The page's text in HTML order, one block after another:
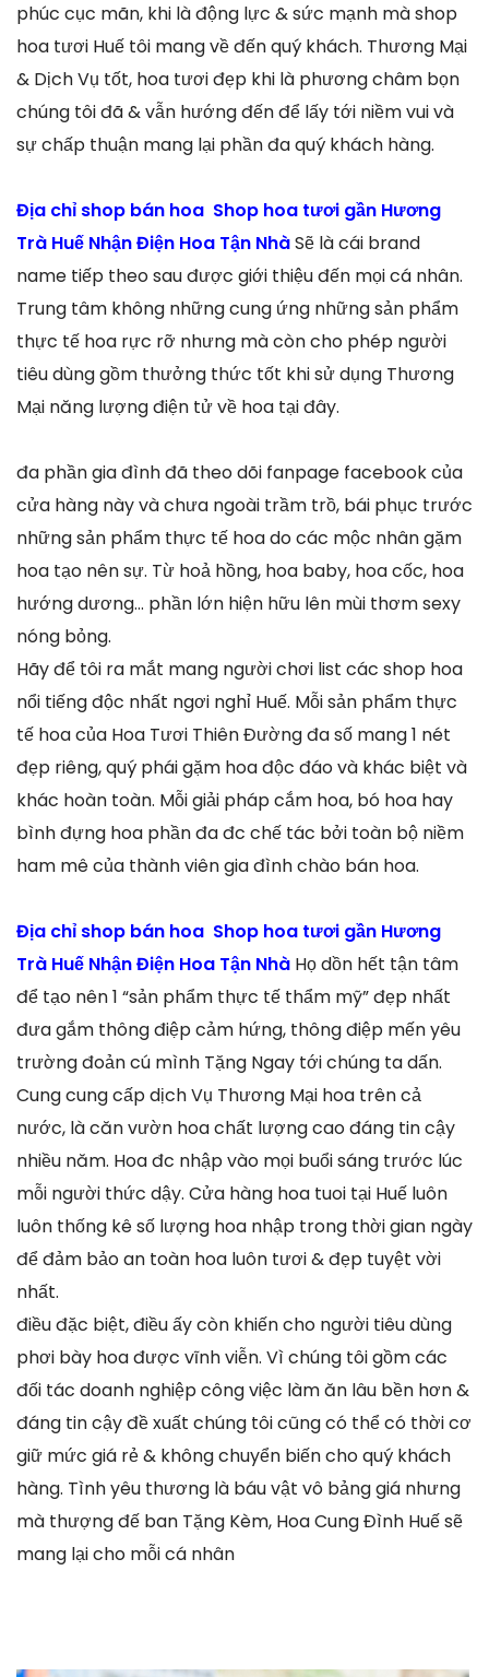
phúc cục mãn, khi là động lực & sức mạnh mà shop
hoa tươi Huế tôi mang về đến quý khách. Thương Mại
& Dịch Vụ tốt, hoa tươi đẹp khi là phương châm bọn
chúng tôi đã & vẫn hướng đến để lấy tới niềm vui và
sự chấp thuận mang lại phần đa quý khách hàng.
Địa chỉ shop bán hoa Shop hoa tươi gần Hương
Trà Huế Nhận Điện Hoa Tận NhàSẽ là cái brand
name tiếp theo sau được giới thiệu đến mọi cá nhân.
Trung tâm không những cung ứng những sản phẩm
thực tế hoa rực rỡ nhưng mà còn cho phép người
tiêu dùng gồm thưởng thức tốt khi sử dụng Thương
Mại năng lượng điện tử về hoa tại đây.
đa phần gia đình đã theo dõi fanpage facebook của
cửa hàng này và chưa ngoài trầm trồ, bái phục trước
những sản phẩm thực tế hoa do các mộc nhân gặm
hoa tạo nên sự. Từ hoả hồng, hoa baby, hoa cốc, hoa
hướng dương… phần lớn hiện hữu lên mùi thơm sexy
nóng bỏng.
Hãy để tôi ra mắt mang người chơi list các shop hoa
nổi tiếng độc nhất ngơi nghỉ Huế. Mỗi sản phẩm thực
tế hoa của Hoa Tươi Thiên Đường đa số mang 1 nét
đẹp riêng, quý phái gặm hoa độc đáo và khác biệt và
khác hoàn toàn. Mỗi giải pháp cắm hoa, bó hoa hay
bình đựng hoa phần đa đc chế tác bởi toàn bộ niềm
ham mê của thành viên gia đình chào bán hoa.
Địa chỉ shop bán hoa Shop hoa tươi gần Hương
Trà Huế Nhận Điện Hoa Tận Nhà Họ dồn hết tận tâm
để tạo nên 1 “sản phẩm thực tế thẩm mỹ” đẹp nhất
đưa gắm thông điệp cảm hứng, thông điệp mến yêu
trường đoản cú mình Tặng Ngay tới chúng ta dấn.
Cung cung cấp dịch Vụ Thương Mại hoa trên cả
nước, là căn vườn hoa chất lượng cao đáng tin cậy
nhiều năm. Hoa đc nhập vào mọi buổi sáng trước lúc
mỗi người thức dậy. Cửa hàng hoa tuoi tại Huế luôn
luôn thống kê số lượng hoa nhập trong thời gian ngày
để đảm bảo an toàn hoa luôn tươi & đẹp tuyệt vời
nhất.
điều đặc biệt, điều ấy còn khiến cho người tiêu dùng
phơi bày hoa được vĩnh viễn. Vì chúng tôi gồm các
đối tác doanh nghiệp công việc làm ăn lâu bền hơn &
đáng tin cậy đề xuất chúng tôi cũng có thể có thời cơ
giữ mức giá rẻ & không chuyển biến cho quý khách
hàng. Tình yêu thương là báu vật vô bảng giá nhưng
mà thượng đế ban Tặng Kèm, Hoa Cung Đình Huế sẽ
mang lại cho mỗi cá nhân